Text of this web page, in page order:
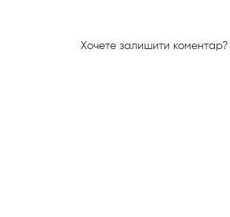
Хочете залишити коментар?